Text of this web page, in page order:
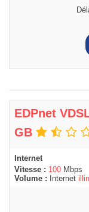
EDPnet
GB
Internet
Vitesse : 100 Mbps
Volume :
Internet